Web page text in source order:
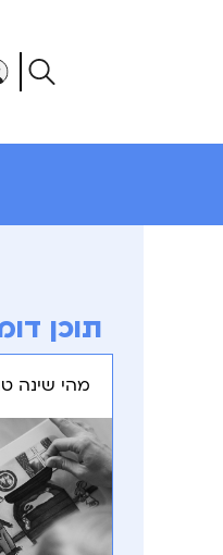
תוכן
מהי שינה